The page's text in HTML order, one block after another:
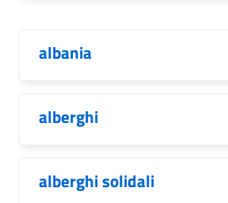
albania
alberghi
alberghi solidali